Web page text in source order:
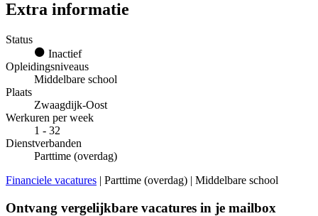
Extra informatie
Status
Inactief
Opleidingsniveaus
Middelbare school
Plaats
Zwaagdijk-Oost
Werkuren per week
1 - 32
Dienstverbanden
Parttime (overdag)
Financiele vacatures | Parttime (overdag) | Middelbare school
Ontvang vergelijkbare vacatures in je mailbox